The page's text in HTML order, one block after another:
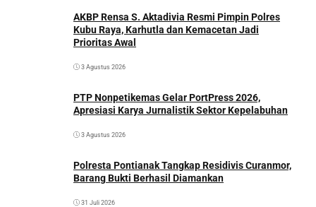
AKBP Rensa S. Aktadivia Resmi Pimpin Polres
Kubu Raya, Karhutla dan Kemacetan Jadi
Prioritas Awal
3 Agustus 2026
PTP Nonpetikemas Gelar PortPress 2026,
Apresiasi Karya Jurnalistik Sektor Kepelabuhan
3 Agustus 2026
Polresta Pontianak Tangkap Residivis Curanmor,
Barang Bukti Berhasil Diamankan
31 Juli 2026